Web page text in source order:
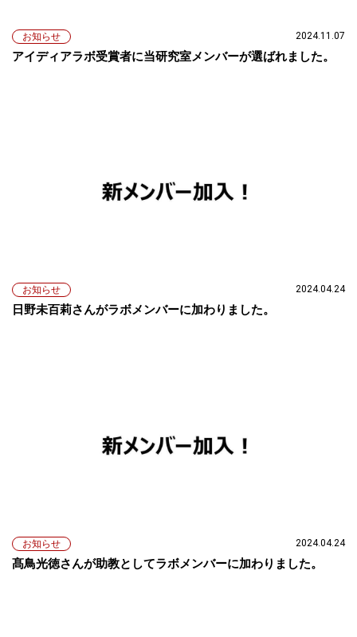
お知らせ 2024.11.07
アイディアラボ受賞者に当研究室メンバーが選ばれました。
お知らせ 2024.04.24
日野未百莉さんがラボメンバーに加わりました。
お知らせ 2024.04.24
髙鳥光徳さんが助教としてラボメンバーに加わりました。